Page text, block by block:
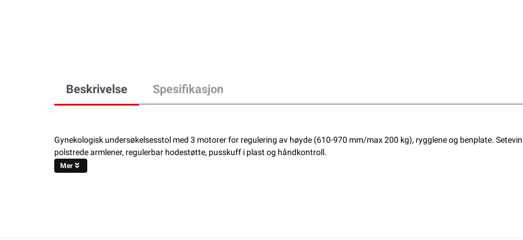
Beskrivelse Spesifikasjon
Gynekologisk undersøkelsesstol med 3 motorer for regulering av høyde (610-970 mm/max 200 kg), rygglene og benplate.
polstrede armlener, regulerbar hodestøtte, pusskuff i plast og håndkontroll.
Mer